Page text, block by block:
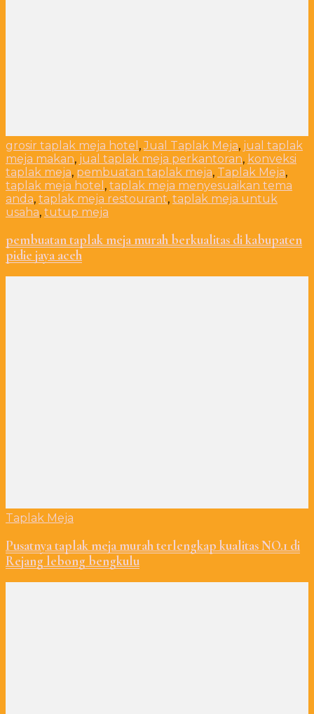
grosir taplak meja hotel ,Jual Taplak Meja, jual taplak
meja makan, jual taplak meja perkantoran, konveksi
taplak meja, pembuatan taplak meja, Taplak Meja,
taplak meja hotel , taplak meja menyesuaikan tema
anda, taplak meja restourant, taplak meja untuk
usaha, tutup meja
pembuatan taplak meja murah berkualitas di kabupaten
pidie jaya aceh
Taplak Meja
Pusatnya taplak meja murah terlengkap kualitas NO.1 di
Rejang lebong bengkulu